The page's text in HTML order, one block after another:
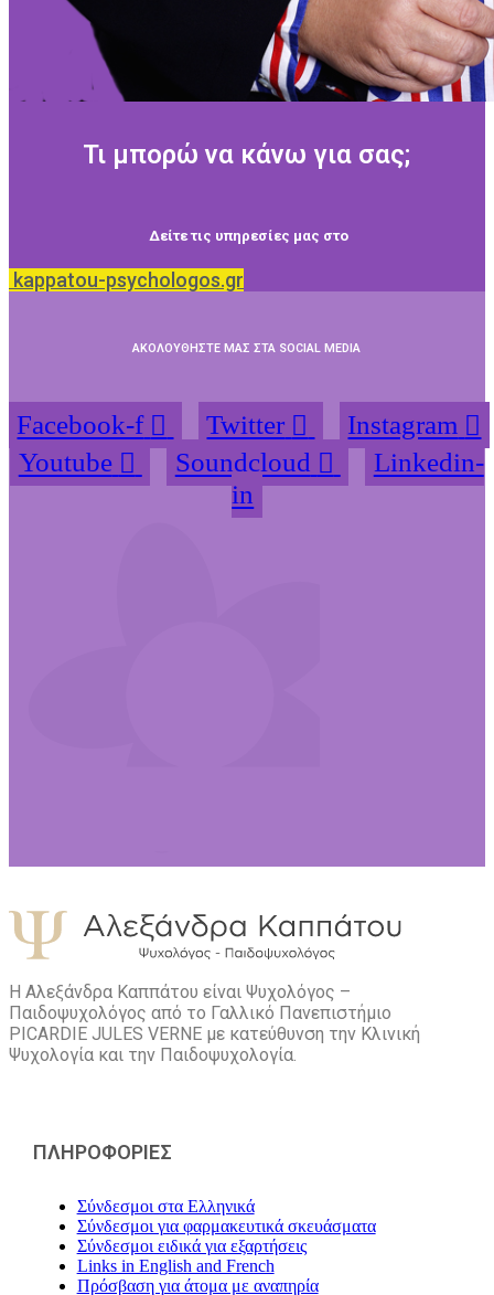
Τι μπορώ να κάνω για σας;
Δείτε τις υπηρεσίες μας στο
kappatou-psychologos.gr
ΑΚΟΛΟΥΘΗΣΤΕ ΜΑΣ ΣΤΑ SOCIAL MEDIA
Facebook-f Twitter
Instagram
Youtube
Soundcloud
Linkedin-
in
Η Αλεξάνδρα Καππάτου είναι Ψυχολόγος –
Παιδοψυχολόγος από το Γαλλικό Πανεπιστήμιο
PICARDIE JULES VERNE με κατεύθυνση την Kλινική
Ψυχολογία και την Παιδοψυχολογία.
ΠΛΗΡΟΦΟΡΙΕΣ
Σύνδεσμοι στα Ελληνικά
Σύνδεσμοι για φαρμακευτικά σκευάσματα
Σύνδεσμοι ειδικά για εξαρτήσεις
Links in English and French
Πρόσβαση για άτομα με αναπηρία